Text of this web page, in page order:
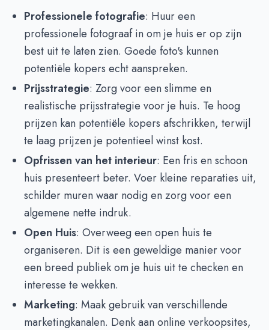
Professionele fotografie: Huur een
professionele fotograaf in om je huis er op zijn
best uit te laten zien. Goede foto's kunnen
potentiële kopers echt aanspreken.
Prijsstrategie: Zorg voor een slimme en
realistische prijsstrategie voor je huis. Te hoog
prijzen kan potentiële kopers afschrikken, terwijl
te laag prijzen je potentieel winst kost.
Opfrissen van het interieur: Een fris en schoon
huis presenteert beter. Voer kleine reparaties uit,
schilder muren waar nodig en zorg voor een
algemene nette indruk.
Open Huis: Overweeg een open huis te
organiseren. Dit is een geweldige manier voor
een breed publiek om je huis uit te checken en
interesse te wekken.
Marketing: Maak gebruik van verschillende
marketingkanalen. Denk aan online verkoopsites,